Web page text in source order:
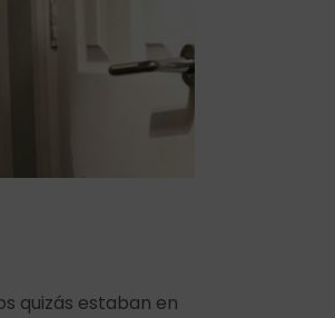
quizás estaban en